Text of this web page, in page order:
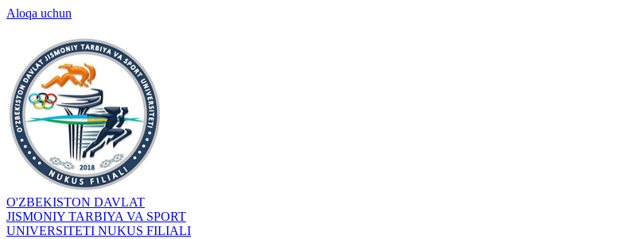
Aloqa uchun
O'ZBEKISTON DAVLAT
JISMONIY TARBIYA VA SPORT
UNIVERSITETI NUKUS FILIALI